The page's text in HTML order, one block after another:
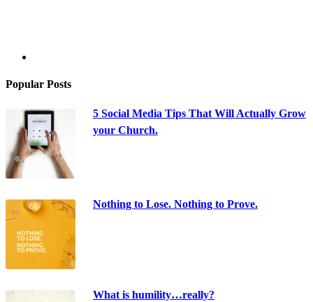
Popular Posts
5 Social Media Tips That Will Actually Grow
your Church.
Nothing to Lose. Nothing to Prove.
What is humility…really?